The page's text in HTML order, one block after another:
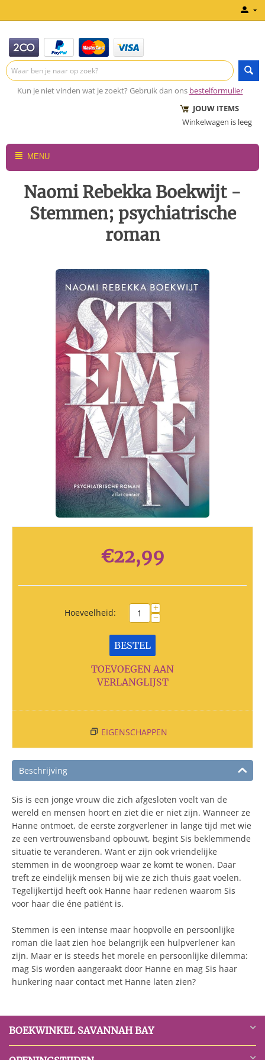
Kun je niet vinden wat je zoekt? Gebruik dan ons bestelformulier
JOUW ITEMS
Winkelwagen is leeg
MENU
Naomi Rebekka Boekwijt -
Stemmen; psychiatrische
roman
€22,99
Hoeveelheid: +
−
BESTEL
TOEVOEGEN AAN
VERLANGLIJST
EIGENSCHAPPEN
Beschrijving
Sis is een jonge vrouw die zich afgesloten voelt van de
wereld en mensen hoort en ziet die er niet zijn. Wanneer ze
Hanne ontmoet, de eerste zorgverlener in lange tijd met wie
ze een vertrouwensband opbouwt, begint Sis beklemmende
situatie te veranderen. Want er zijn ook vriendelijke
stemmen in de woongroep waar ze komt te wonen. Daar
treft ze eindelijk mensen bij wie ze zich thuis gaat voelen.
Tegelijkertijd heeft ook Hanne haar redenen waarom Sis
voor haar die éne patiënt is.
Stemmen is een intense maar hoopvolle en persoonlijke
roman die laat zien hoe belangrijk een hulpverlener kan
zijn. Maar er is steeds het morele en persoonlijke dilemma:
mag Sis worden aangeraakt door Hanne en mag Sis haar
hunkering naar contact met Hanne laten zien?
BOEKWINKEL SAVANNAH BAY